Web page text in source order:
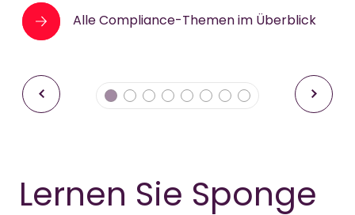
Alle Compliance-Themen im Überblick
Faire Lieferketten (LkSG)
Lernen Sie Sponge